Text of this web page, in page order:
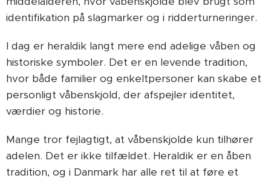
identifikation på slagmarker og i ridderturneringer.
I dag er heraldik langt mere end adelige våben og
historiske symboler. Det er en levende tradition,
hvor både familier og enkeltpersoner kan skabe et
personligt våbenskjold, der afspejler identitet,
værdier og historie.
Mange tror fejlagtigt, at våbenskjolde kun tilhører
adelen. Det er ikke tilfældet. Heraldik er en åben
tradition, og i Danmark har alle ret til at føre et